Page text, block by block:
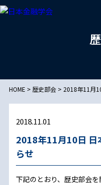
HOME > 歴史部会> 2018年11月
2018.11.01
2018年11月10日 日
らせ
下記のとおり、歴史部会